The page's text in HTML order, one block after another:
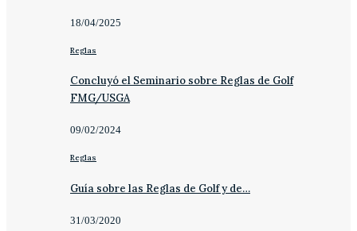
18/04/2025
Reglas
Concluyó el Seminario sobre Reglas de Golf
FMG/USGA
09/02/2024
Reglas
Guía sobre las Reglas de Golf y de…
31/03/2020